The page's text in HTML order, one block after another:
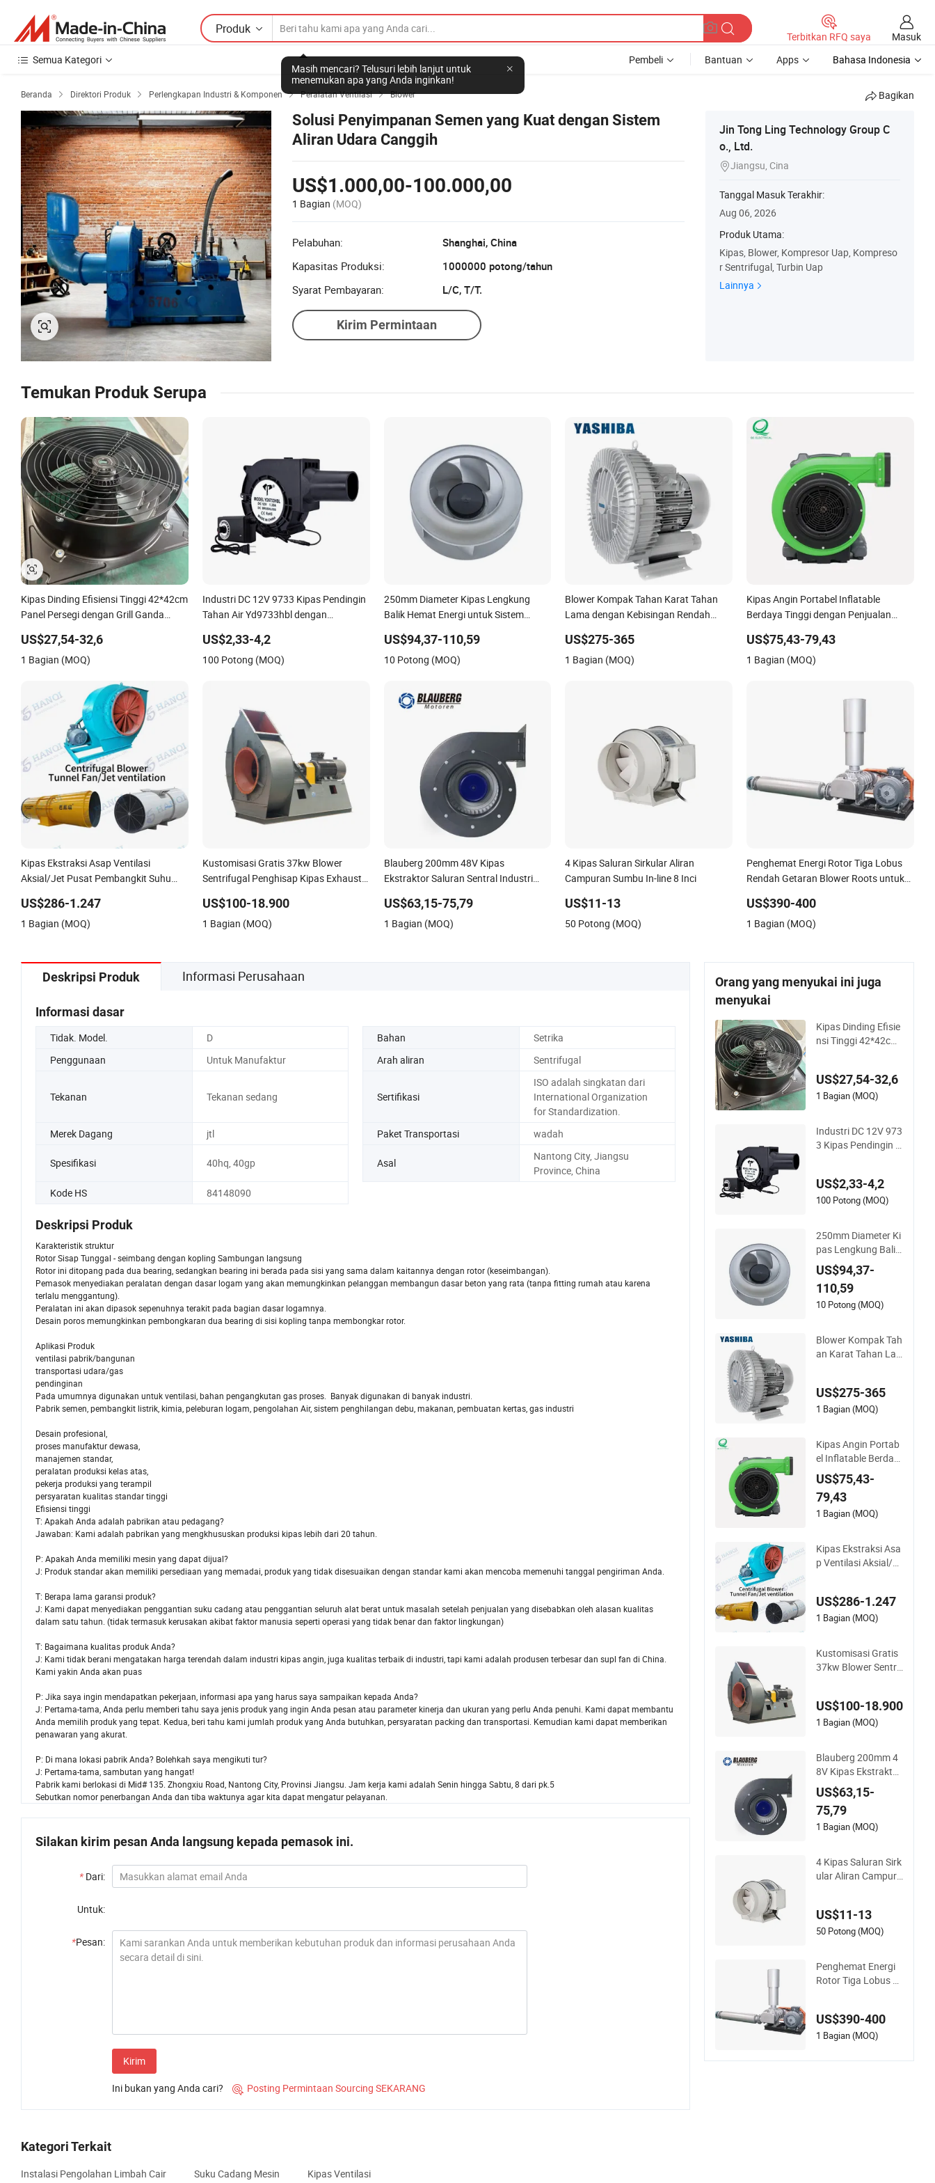
Produk
Masih mencari? Telusuri lebih lanjut untuk
menemukan apa yang Anda inginkan!
Terbitkan RFQ saya
Masuk
Semua Kategori
Pembeli Bantuan Apps Bahasa Indonesia
Beranda  Direktori Produk  Perlengkapan Industri & Komponen  Peralatan Ventilasi  Blower Bagikan
Solusi Penyimpanan Semen yang Kuat dengan Sistem
Aliran Udara Canggih
US$1.000,00-100.000,00
1 Bagian (MOQ)
Pelabuhan:
Shanghai, China
Kapasitas Produksi:
1000000 potong/tahun
Syarat Pembayaran:
L/C, T/T.
Kirim Permintaan
Jin Tong Ling Technology Group C
o., Ltd.
Jiangsu, Cina
Tanggal Masuk Terakhir:
Aug 06, 2026
Produk Utama:
Kipas, Blower, Kompresor Uap, Kompreso
r Sentrifugal, Turbin Uap
Lainnya
Temukan Produk Serupa
Kipas Dinding Efisiensi Tinggi 42*42cm
Panel Persegi dengan Grill Ganda
Kipas Pendingin Kipas Ekstraksi Kipas
Aksial untuk Aliran Udara Optimal
US$27,54-32,6
1 Bagian (MOQ)
Industri DC 12V 9733 Kipas Pendingin
Tahan Air Yd9733hbl dengan
US$2,33-4,2
100 Potong (MOQ)
250mm Diameter Kipas Lengkung
Balik Hemat Energi untuk Sistem
US$94,37-110,59
10 Potong (MOQ)
Blower Kompak Tahan Karat Tahan
Lama dengan Kebisingan Rendah
US$275-365
1 Bagian (MOQ)
Kipas Angin Portabel Inflatable
Berdaya Tinggi dengan Penjualan
US$75,43-79,43
1 Bagian (MOQ)
Kipas Ekstraksi Asap Ventilasi
Aksial/Jet Pusat Pembangkit Suhu
Pertambangan, Metalurgi, Tambang,
Industri Pabrikan China
US$286-1.247
1 Bagian (MOQ)
Kustomisasi Gratis 37kw Blower
Sentrifugal Penghisap Kipas Exhaust
Kipas Industri Kipas Ekstraktor
US$100-18.900
1 Bagian (MOQ)
Blauberg 200mm 48V Kipas
Ekstraktor Saluran Sentral Industri
HVAC Tahan Air, Cfm, Blower Udara
Industri
US$63,15-75,79
1 Bagian (MOQ)
4 Kipas Saluran Sirkular Aliran
Campuran Sumbu In-line 8 Inci
US$11-13
50 Potong (MOQ)
Penghemat Energi Rotor Tiga Lobus
Rendah Getaran Blower Roots untuk
US$390-400
1 Bagian (MOQ)
Deskripsi Produk Informasi Perusahaan
Informasi dasar
Tidak. Model. D Bahan
Setrika
Penggunaan
Untuk Manufaktur Arah aliran Sentrifugal
Tekanan Tekanan sedang Sertifikasi
ISO adalah singkatan dari
International Organization
for Standardization.
Merek Dagang
jtl Paket Transportasi wadah
Spesifikasi 40hq, 40gp Asal
Nantong City, Jiangsu
Province, China
Kode HS
84148090
Deskripsi Produk
Karakteristik struktur
Rotor Sisap Tunggal - seimbang dengan kopling Sambungan langsung
Rotor ini ditopang pada dua bearing, sedangkan bearing ini berada pada sisi yang sama dalam kaitannya dengan rotor (keseimbangan).
Pemasok menyediakan peralatan dengan dasar logam yang akan memungkinkan pelanggan membangun dasar beton yang rata (tanpa fitting rumah atau karena
terlalu menggantung).
Peralatan ini akan dipasok sepenuhnya terakit pada bagian dasar logamnya.
Desain poros memungkinkan pembongkaran dua bearing di sisi kopling tanpa membongkar rotor.
Aplikasi Produk
ventilasi pabrik/bangunan
transportasi udara/gas
pendinginan
Pada umumnya digunakan untuk ventilasi, bahan pengangkutan gas proses. Banyak digunakan di banyak industri.
Pabrik semen, pembangkit listrik, kimia, peleburan logam, pengolahan Air, sistem penghilangan debu, makanan, pembuatan kertas, gas industri
Desain profesional,
proses manufaktur dewasa,
manajemen standar,
peralatan produksi kelas atas,
pekerja produksi yang terampil
persyaratan kualitas standar tinggi
Efisiensi tinggi
T: Apakah Anda adalah pabrikan atau pedagang?
Jawaban: Kami adalah pabrikan yang mengkhususkan produksi kipas lebih dari 20 tahun.
P: Apakah Anda memiliki mesin yang dapat dijual?
J: Produk standar akan memiliki persediaan yang memadai, produk yang tidak disesuaikan dengan standar kami akan mencoba memenuhi tanggal pengiriman Anda.
T: Berapa lama garansi produk?
J: Kami dapat menyediakan penggantian suku cadang atau penggantian seluruh alat berat untuk masalah setelah penjualan yang disebabkan oleh alasan kualitas
dalam satu tahun. (tidak termasuk kerusakan akibat faktor manusia seperti operasi yang tidak benar dan faktor lingkungan)
T: Bagaimana kualitas produk Anda?
J: Kami tidak berani mengatakan harga terendah dalam industri kipas angin, juga kualitas terbaik di industri, tapi kami adalah produsen terbesar dan supl fan di China.
Kami yakin Anda akan puas
P: Jika saya ingin mendapatkan pekerjaan, informasi apa yang harus saya sampaikan kepada Anda?
J: Pertama-tama, Anda perlu memberi tahu saya jenis produk yang ingin Anda pesan atau parameter kinerja dan ukuran yang perlu Anda penuhi. Kami dapat membantu
Anda memilih produk yang tepat. Kedua, beri tahu kami jumlah produk yang Anda butuhkan, persyaratan packing dan transportasi. Kemudian kami dapat memberikan
penawaran yang akurat.
P: Di mana lokasi pabrik Anda? Bolehkah saya mengikuti tur?
J: Pertama-tama, sambutan yang hangat!
Pabrik kami berlokasi di Mid# 135. Zhongxiu Road, Nantong City, Provinsi Jiangsu. Jam kerja kami adalah Senin hingga Sabtu, 8 dari pk.5
Sebutkan nomor penerbangan Anda dan tiba waktunya agar kita dapat mengatur pelayanan.
Silakan kirim pesan Anda langsung kepada pemasok ini.
* Dari:
Untuk:
*Pesan:
Kirim
Ini bukan yang Anda cari?  Posting Permintaan Sourcing SEKARANG
Kategori Terkait
Instalasi Pengolahan Limbah Cair Suku Cadang Mesin Kipas Ventilasi
Orang yang menyukai ini juga
menyukai
Kipas Dinding Efisie
nsi Tinggi 42*42cm
mm 14inch Kipas Ali
ran Aksial AC Kipas
ntuk Aliran Udara O
ptimal
US$27,54-32,6
1 Bagian (MOQ)
Industri DC 12V 973
3 Kipas Pendingin T
Frekuensi Variabel
US$2,33-4,2
100 Potong (MOQ)
250mm Diameter Ki
pas Lengkung Balik
Hemat Energi untuk
Sistem Penyimpana
n Energi
US$94,37-
110,59
10 Potong (MOQ)
Blower Kompak Tah
an Karat Tahan La
Aerasi Akuakultur
US$275-365
1 Bagian (MOQ)
Kipas Angin Portab
el Inflatable Berday
a Tinggi dengan Pe
njualan Grosir dari
China
US$75,43-
79,43
1 Bagian (MOQ)
Kipas Ekstraksi Asa
p Ventilasi Aksial/Je
tuk Terowongan, Pe
rtambangan, Metal
US$286-1.247
1 Bagian (MOQ)
Kustomisasi Gratis
37kw Blower Sentrif
pas ID Kipas Induce
d Draught Kipas Ind
US$100-18.900
1 Bagian (MOQ)
Blauberg 200mm 4
8V Kipas Ekstraktor
Saluran Sentral Ind
ustri Kecil yang Sen
yap, Kipas Exhaust
Air, HVAC Tahan Air,
US$63,15-
75,79
1 Bagian (MOQ)
4 Kipas Saluran Sirk
ular Aliran Campura
US$11-13
50 Potong (MOQ)
Penghemat Energi
Rotor Tiga Lobus R
ngolahan Limbah
US$390-400
1 Bagian (MOQ)